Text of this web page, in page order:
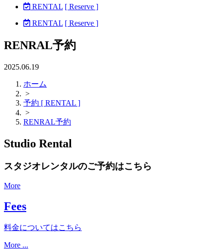
RENTAL [ Reserve ]
RENTAL [ Reserve ]
RENRAL予約
2025.06.19
ホーム
>
予約 [ RENTAL ]
>
RENRAL予約
Studio Rental
スタジオレンタルのご予約はこちら
More
Fees
料金についてはこちら
More ...